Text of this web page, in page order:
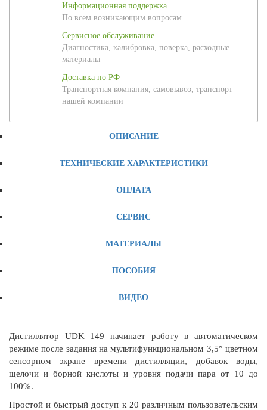
Информационная поддержка
По всем возникающим вопросам
Сервисное обслуживание
Диагностика, калибровка, поверка, расходные
материалы
Доставка по РФ
Транспортная компания, самовывоз, транспорт
нашей компании
ОПИСАНИЕ
ТЕХНИЧЕСКИЕ ХАРАКТЕРИСТИКИ
ОПЛАТА
СЕРВИС
МАТЕРИАЛЫ
ПОСОБИЯ
ВИДЕО
Дистиллятор UDK 149 начинает работу в автоматическом
режиме после задания на мультифункциональном 3,5” цветном
сенсорном экране времени дистилляции, добавок воды,
щелочи и борной кислоты и уровня подачи пара от 10 до
100%.
Простой и быстрый доступ к 20 различным пользовательским